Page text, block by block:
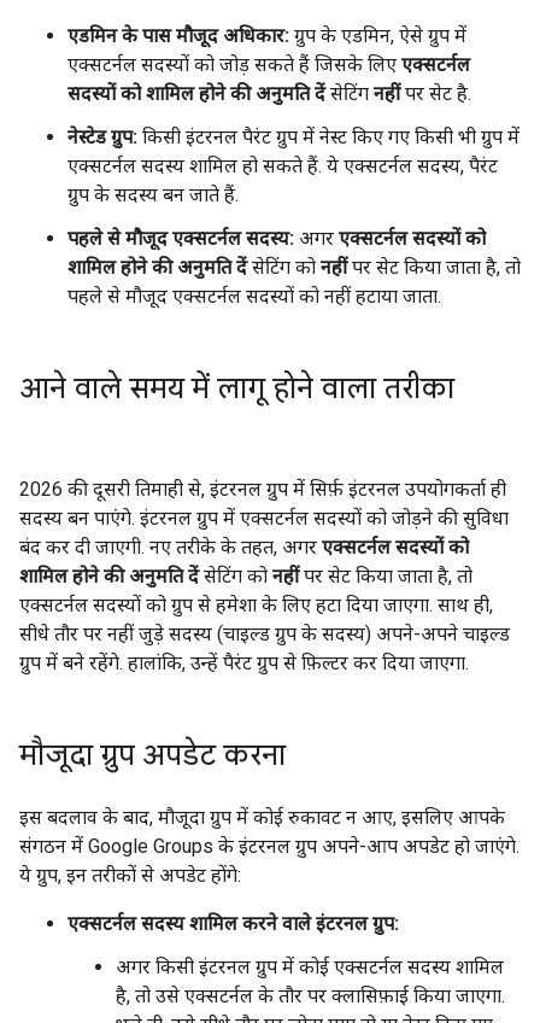
एडमिन के पास मौजूद अधिकार: ग्रुप के एडमिन, ऐसे ग्रुप में
एक्सटर्नल सदस्यों को जोड़ सकते हैं जिसके लिए एक्सटर्नल
सदस्यों को शामिल होने की अनुमति देंसेटिंग नहींपर सेट है.
नेस्टेड ग्रुप: किसी इंटरनल पैरंट ग्रुप में नेस्ट किए गए किसी भी ग्रुप में
एक्सटर्नल सदस्य शामिल हो सकते हैं. ये एक्सटर्नल सदस्य, पैरंट
ग्रुप के सदस्य बन जाते हैं.
पहले से मौजूद एक्सटर्नल सदस्य: अगर एक्सटर्नल सदस्यों को
शामिल होने की अनुमति देंसेटिंग को नहींपर सेट किया जाता है, तो
पहले से मौजूद एक्सटर्नल सदस्यों को नहीं हटाया जाता.
आने वाले समय में लागू होने वाला तरीका
2026 की दूसरी तिमाही से, इंटरनल ग्रुप में सिर्फ़ इंटरनल उपयोगकर्ता ही
सदस्य बन पाएंगे. इंटरनल ग्रुप में एक्सटर्नल सदस्यों को जोड़ने की सुविधा
बंद कर दी जाएगी. नए तरीके के तहत, अगर एक्सटर्नल सदस्यों को
शामिल होने की अनुमति देंसेटिंग को नहींपर सेट किया जाता है, तो
एक्सटर्नल सदस्यों को ग्रुप से हमेशा के लिए हटा दिया जाएगा. साथ ही,
सीधे तौर पर नहीं जुड़े सदस्य (चाइल्ड ग्रुप के सदस्य) अपने-अपने चाइल्ड
ग्रुप में बने रहेंगे. हालांकि, उन्हें पैरंट ग्रुप से फ़िल्टर कर दिया जाएगा.
मौजूदा ग्रुप अपडेट करना
इस बदलाव के बाद, मौजूदा ग्रुप में कोई रुकावट न आए, इसलिए आपके
संगठन में Google Groups के इंटरनल ग्रुप अपने-आप अपडेट हो जाएंगे.
ये ग्रुप, इन तरीकों से अपडेट होंगे:
एक्सटर्नल सदस्य शामिल करने वाले इंटरनल ग्रुप:
अगर किसी इंटरनल ग्रुप में कोई एक्सटर्नल सदस्य शामिल
है, तो उसे एक्सटर्नल के तौर पर क्लासिफ़ाई किया जाएगा.